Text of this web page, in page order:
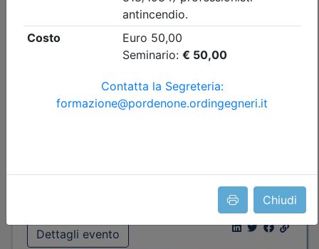
Chiudi
FAD Streaming
Iscrizioni:dal 10/06/2026 al 15/09/2026
Tipologia:
corso di aggiornamento
nessuna
Iscrizione
Dettagli evento